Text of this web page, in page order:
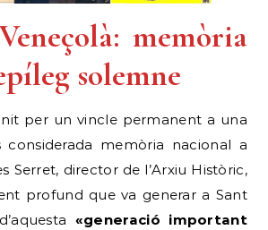
memòria
solemne
per un vincle permanent a una
considerada memòria nacional a
Serret, director de l’Arxiu Històric,
profund que va generar a Sant
«generació important